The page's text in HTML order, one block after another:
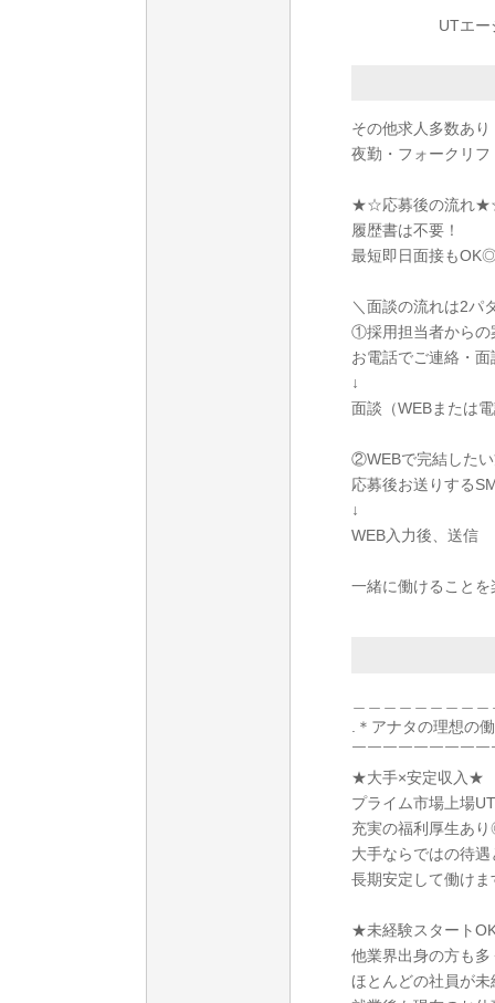
UTエ
その他求人多数あり
夜勤・フォークリ
★☆応募後の流れ
履歴書は不要！
最短即日面接も
＼面談の流れは2パ
①採用担当者からの
お電話でご連絡・
↓
面談（WEBまたは
②WEBで完結した
応募後お送りする
↓
WEB入力後、送信
一緒に働けること
.＊アナタの理想の
￣￣￣￣￣￣￣￣
★大手×安定収入★
プライム市場上場
充実の福利厚生あ
大手ならではの待
長期安定して働けま
★未経験スタート
他業界出身の方も多
ほとんどの社員が